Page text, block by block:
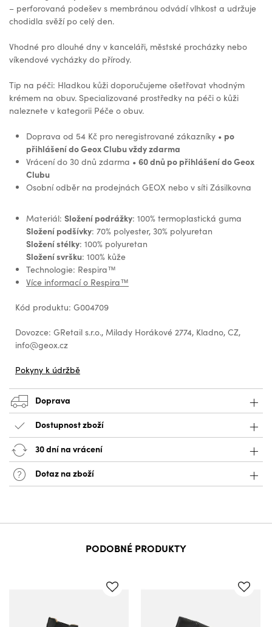
– perforovaná podešev s membránou odvádí vlhkost a udržuje
chodidla svěží po celý den.
Vhodné pro dlouhé dny v kanceláři, městské procházky nebo
víkendové vycházky do přírody.
Tip na péči: Hladkou kůži doporučujeme ošetřovat vhodným
krémem na obuv. Specializované prostředky na péči o kůži
naleznete v kategorii Péče o obuv.
Doprava od 54 Kč pro neregistrované zákazníky • po
přihlášení do Geox Clubu vždy zdarma
Vrácení do 30 dnů zdarma • 60 dnů po přihlášení do Geox
Clubu
Osobní odběr na prodejnách GEOX nebo v síti Zásilkovna
Materiál: Složení podrážky: 100% termoplastická guma
Složení podšívky: 70% polyester, 30% polyuretan
Složení stélky: 100% polyuretan
Složení svršku: 100% kůže
Technologie: Respira™
Více informací o Respira™
Kód produktu: G004709
Dovozce: GRetail s.r.o., Milady Horákové 2774, Kladno, CZ,
info@geox.cz
Pokyny k údržbě
Doprava
Dostupnost zboží
30 dní na vrácení
Dotaz na zboží
PODOBNÉ PRODUKTY